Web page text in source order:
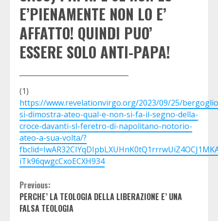
E’PIENAMENTE NON LO E’
AFFATTO! QUINDI PUO’
ESSERE SOLO ANTI-PAPA!
(1)
https://www.revelationvirgo.org/2023/09/25/
si-dimostra-ateo-qual-e-non-si-fa-il-segno-della-
croce-davanti-sl-feretro-di-napolitano-notorio-
ateo-a-sua-volta/?
iTk96qwgcCxoECXH934
Continue
Reading
Previous:
PERCHE’ LA TEOLOGIA DELLA LIBERAZIONE E’ UNA
FALSA TEOLOGIA